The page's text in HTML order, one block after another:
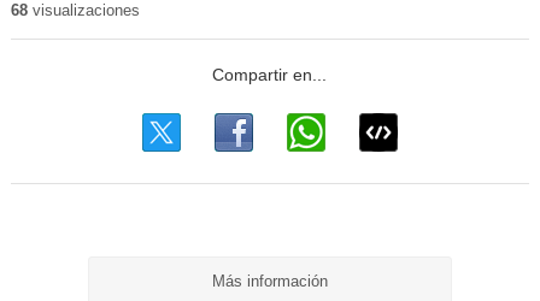
68visualizaciones
Más información